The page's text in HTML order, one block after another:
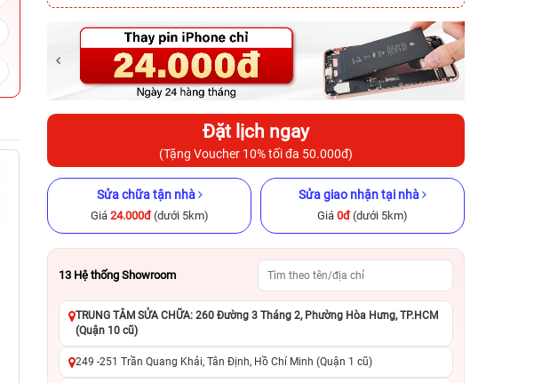
iPhone 12 Pro Max 256GB Cũ
chính hãng
10.290.000đ
12.990.000đ
-2.700.000đ
chính hãng
23.490.000đ
27.999.000đ
-4.509.000đ -3.100.000đ
Đặt lịch ngay
(Tặng Voucher 10% tối đa 50.000đ)
Sửa chữa tận nhà
Giá 24.000đ(dưới 5km)
Sửa giao nhận tại nhà
Giá 0đ(dưới 5km)
13 Hệ thống Showroom
TRUNG TÂM SỬA CHỮA: 260 Đường 3 Tháng 2, Phường Hòa Hưng, TP.HCM
(Quận 10 cũ)
249 -251 Trần Quang Khải, Tân Định, Hồ Chí Minh (Quận 1 cũ)